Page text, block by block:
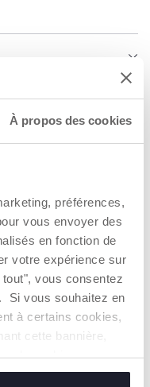
À propos des cookies
préférences,
vous envoyer des
en fonction de
votre expérience sur
vous consentez
Si vous souhaitez en
à certains cookies,
cette bannière,
cookies
service demandé.